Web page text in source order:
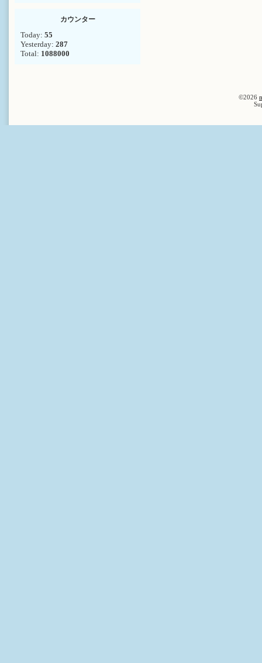
カウンター
Today: 55
Yesterday: 287
Total: 1088000
©2026